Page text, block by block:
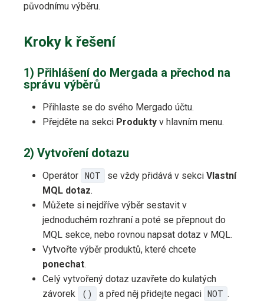
původnímu výběru.
Kroky k řešení
1) Přihlášení do Mergada a přechod na
správu výběrů
Přihlaste se do svého Mergado účtu.
Přejděte na sekci Produkty v hlavním menu.
2) Vytvoření dotazu
Operátor NOT se vždy přidává v sekci Vlastní
MQL dotaz.
Můžete si nejdříve výběr sestavit v
jednoduchém rozhraní a poté se přepnout do
MQL sekce, nebo rovnou napsat dotaz v MQL.
Vytvořte výběr produktů, které chcete
ponechat.
Celý vytvořený dotaz uzavřete do kulatých
závorek
() a před něj přidejte negaci NOT .